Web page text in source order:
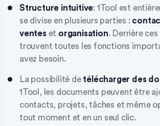
Structure intuitive: 1Tool est
se divise en plusieurs parties :
venteset organisation. Derrière
trouvent toutes les fonctions
avez besoin.
La possibilité de télécharger des
1Tool, les documents peuvent être
contacts, projets, tâches et même
tout moment et en un seul clic.